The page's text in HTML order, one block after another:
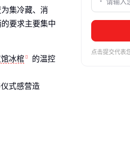
集冷藏、消
要求主要集中
冰棺
的温控
式感营造
钢材质既便于
点击提交代表